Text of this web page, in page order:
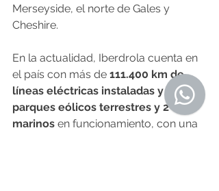
Merseyside, el norte de Gales y
Cheshire.
En la actualidad, Iberdrola cuenta en
el país con más de 111.400 km de
líneas eléctricas instaladas y 40
parques eólicos terrestres y 2
marinos en funcionamiento, con una